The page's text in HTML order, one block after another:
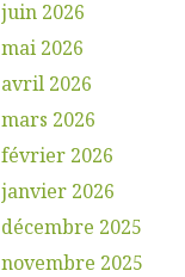
juin 2026
mai 2026
avril 2026
mars 2026
février 2026
janvier 2026
décembre 2025
novembre 2025